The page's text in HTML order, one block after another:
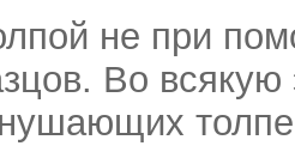
не при
Во всякую